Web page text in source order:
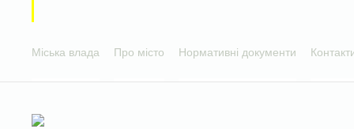
Міська влада Про місто Нормативні документи